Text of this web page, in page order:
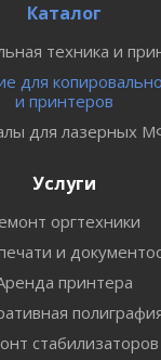
Каталог
техника и
для
и принтеров
для лазерных
Услуги
оргтехники
и
принтера
стабилизаторов